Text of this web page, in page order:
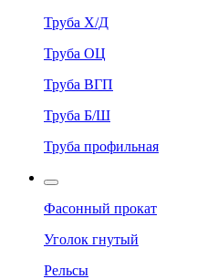
Труба Х/Д
Труба ОЦ
Труба ВГП
Труба Б/Ш
Труба профильная
Фасонный прокат
Уголок гнутый
Рельсы